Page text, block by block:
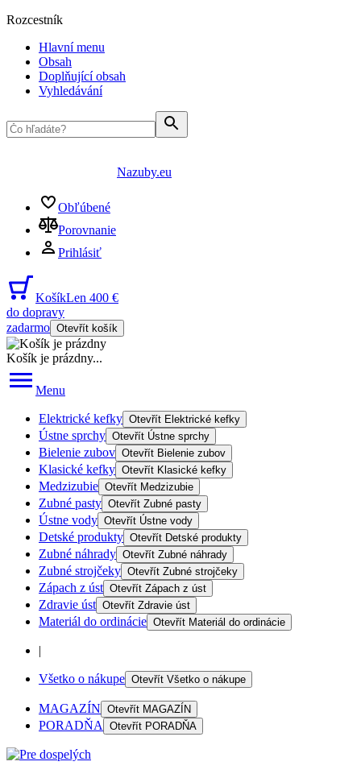
Rozcestník
Hlavní menu
Obsah
Doplňující obsah
Vyhledávání
Nazuby.eu
Obľúbené
Porovnanie
Prihlásiť
KošíkLen 400 €
do dopravy
zadarmo Otevřít košík
Košík je prázdny...
Menu
Elektrické kefky Otevřít Elektrické kefky
Ústne sprchy Otevřít Ústne sprchy
Bielenie zubov Otevřít Bielenie zubov
Klasické kefky Otevřít Klasické kefky
Medzizubie Otevřít Medzizubie
Zubné pasty Otevřít Zubné pasty
Ústne vody Otevřít Ústne vody
Detské produkty Otevřít Detské produkty
Zubné náhrady Otevřít Zubné náhrady
Zubné strojčeky Otevřít Zubné strojčeky
Zápach z úst Otevřít Zápach z úst
Zdravie úst Otevřít Zdravie úst
Materiál do ordinácie Otevřít Materiál do ordinácie
|
Všetko o nákupe Otevřít Všetko o nákupe
MAGAZÍN Otevřít MAGAZÍN
PORADŇA Otevřít PORADŇA